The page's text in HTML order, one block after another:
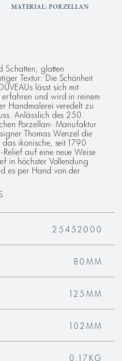
MATERIAL: PORZELLAN
Schatten, glatten
Textur: Die Schönheit
lässt sich mit
erfahren und wird in reinem
Handmalerei veredelt zu
Anlässlich des 250.
Porzellan- Manufaktur
Thomas Wenzel die
ikonische, seit 1790
Relief auf eine neue Weise
in höchster Vollendung
es per Hand von der
25452000
80MM
125MM
102MM
0.17KG